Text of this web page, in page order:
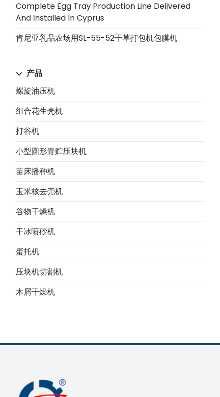
Complete Egg Tray Production Line Delivered
And Installed In Cyprus
肯尼亚乳品农场用SL-55-52干草打包机包膜机
产品
螺旋油压机
组合花生壳机
打谷机
小型圆形青贮压块机
苗床播种机
玉米核去壳机
谷物干燥机
干冰喷砂机
蛋托机
压块机切割机
木屑干燥机